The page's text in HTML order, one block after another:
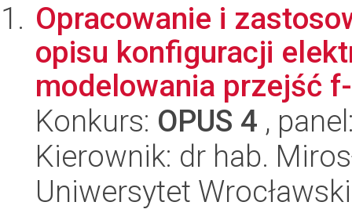
Opracowanie i
opisu konfiguracji
modelowania przejść
Konkurs: OPUS 4 ,
Kierownik: dr hab.
Uniwersytet